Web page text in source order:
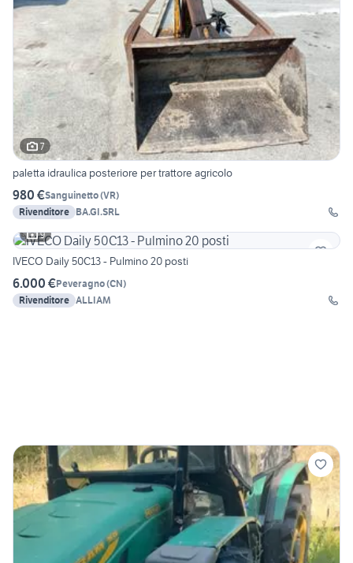
7
paletta idraulica posteriore per trattore agricolo
980 €Sanguinetto(VR)
Rivenditore BA.GI.SRL
9
IVECO Daily 50C13 - Pulmino 20 posti
6.000 €Peveragno(CN)
Rivenditore ALLIAM